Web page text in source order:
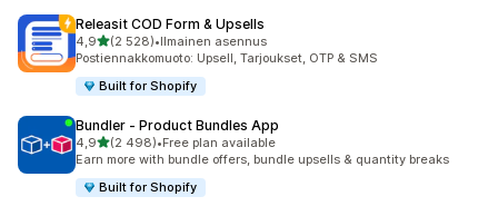
Releasit COD Form & Upsells
4,9/ 5 tähteä
(2 528)
2528 arvostelua yhteensä
•Ilmainen asennus
Postiennakkomuoto: Upsell, Tarjoukset, OTP & SMS
Built for Shopify
Bundler ‑ Product Bundles App
4,9/ 5 tähteä
(2 498)
2498 arvostelua yhteensä
•Free plan available
Earn more with bundle offers, bundle upsells & quantity breaks
Built for Shopify